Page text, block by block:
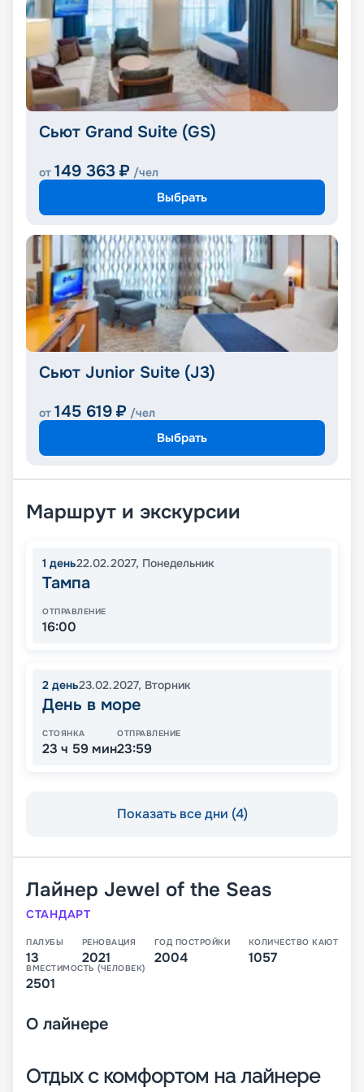
Сьют Grand Suite (GS)
от 149 363 ₽ /чел
Выбрать
Сьют Junior Suite (J3)
от 145 619 ₽ /чел
Выбрать
Маршрут и экскурсии
1 день22.02.2027, Понедельник
Тампа
ОТПРАВЛЕНИЕ
16:00
2 день23.02.2027, Вторник
День в море
СТОЯНКА
23 ч 59 мин
ОТПРАВЛЕНИЕ
23:59
Показать все дни (4)
Лайнер Jewel of the Seas
СТАНДАРТ
ПАЛУБЫ
13
РЕНОВАЦИЯ
2021
ГОД ПОСТРОЙКИ
2004
КОЛИЧЕСТВО КАЮТ
1057
ВМЕСТИМОСТЬ (ЧЕЛОВЕК)
2501
О лайнере
Отдых с комфортом на лайнере